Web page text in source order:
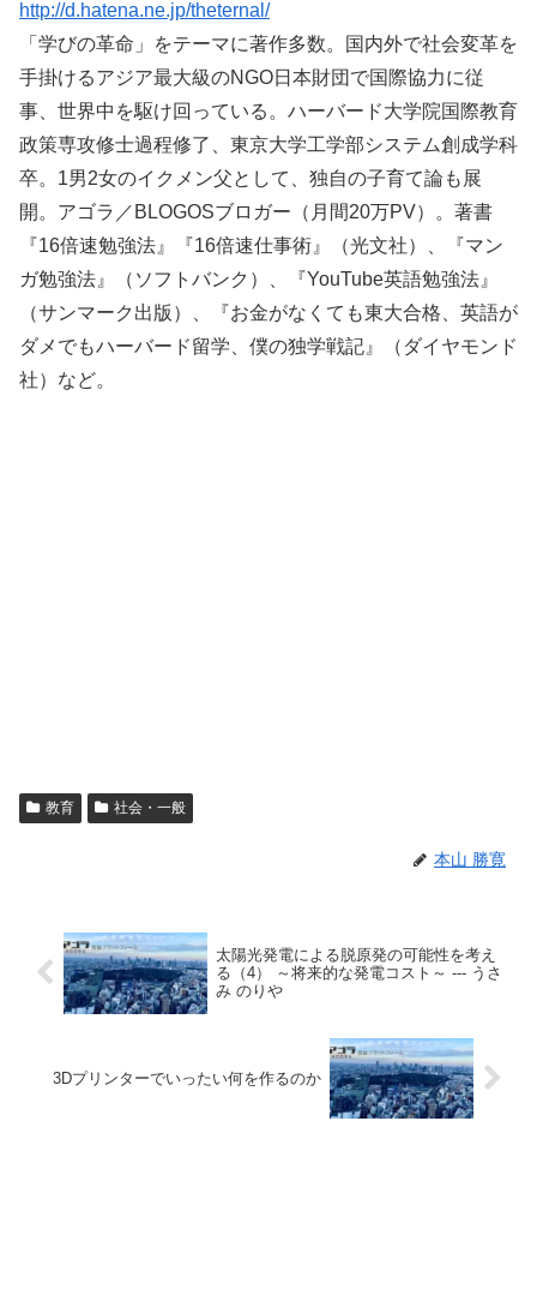
http://d.hatena.ne.jp/theternal/
「学びの革命」をテーマに著作多数。国内外で社会変革を
手掛けるアジア最大級のNGO日本財団で国際協力に従
事、世界中を駆け回っている。ハーバード大学院国際教育
政策専攻修士過程修了、東京大学工学部システム創成学科
卒。1男2女のイクメン父として、独自の子育て論も展
開。アゴラ／BLOGOSブロガー（月間20万PV）。著書
『16倍速勉強法』『16倍速仕事術』（光文社）、『マン
ガ勉強法』（ソフトバンク）、『YouTube英語勉強法』
（サンマーク出版）、『お金がなくても東大合格、英語が
ダメでもハーバード留学、僕の独学戦記』（ダイヤモンド
社）など。
教育 社会・一般
本山 勝寛
太陽光発電による脱原発の可能性を考え
る（4） ～将来的な発電コスト～ --- うさ
み のりや
3Dプリンターでいったい何を作るのか